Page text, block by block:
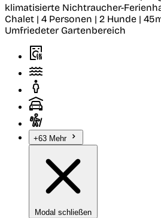
klimatisierte Nichtraucher-
Chalet | 4 Personen | 2 Hunde |
Umfriedeter Gartenbereich
+63 Mehr
Modal schließen